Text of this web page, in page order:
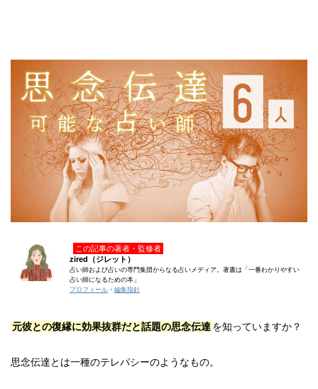
この記事の著者・監修者
zired（ジレット）
占い師および占いの専門集団からなる占いメディア。著書は「一番わかりやすい
占い師になるための本」
プロフィール ・ 編集指針
元彼との復縁に効果抜群だと話題の思念伝達を知っていますか？
思念伝達とは一種のテレパシーのようなもの。